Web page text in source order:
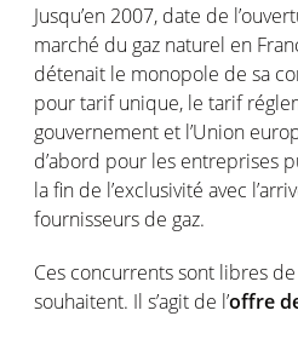
Jusqu’en 2007, date de
marché du gaz naturel en
détenait le monopole de sa
pour tarif unique, le tarif
gouvernement et l’Union
d’abord pour les entreprises
la fin de l’exclusivité avec
fournisseurs de gaz.
Ces concurrents sont libres
souhaitent. Il s’agit de l’offre